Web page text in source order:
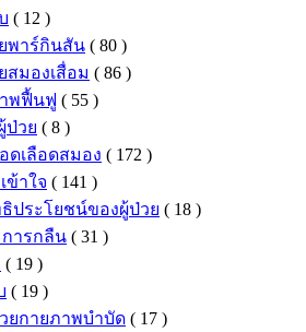
( 12 )
พาร์กินสัน ( 80 )
มองเสื่อม ( 86 )
พฟื้นฟู ( 55 )
ป่วย ( 8 )
ดเลือดสมอง ( 172 )
ข้าใจ ( 141 )
ประโยชน์ของผู้ป่วย ( 18 )
ารกลืน ( 31 )
( 19 )
( 19 )
ยกายภาพบำบัด ( 17 )